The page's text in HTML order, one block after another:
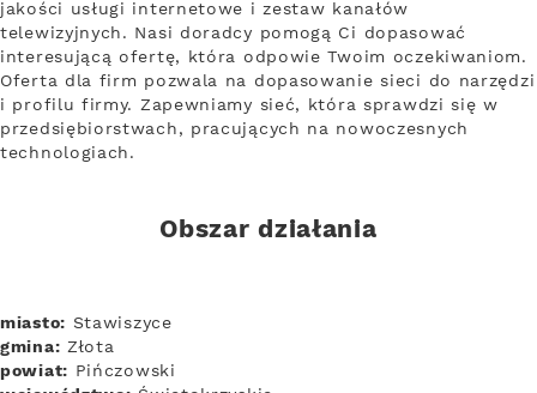
jakości usługi internetowe i zestaw kanałów
telewizyjnych. Nasi doradcy pomogą Ci dopasować
interesującą ofertę, która odpowie Twoim oczekiwaniom.
Oferta dla firm pozwala na dopasowanie sieci do narzędzi
i profilu firmy. Zapewniamy sieć, która sprawdzi się w
przedsiębiorstwach, pracujących na nowoczesnych
technologiach.
Obszar działania
miasto: Stawiszyce
gmina: Złota
powiat: Pińczowski